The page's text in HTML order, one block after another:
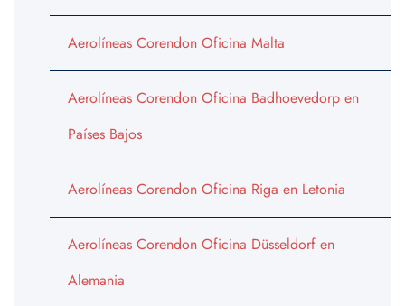
Aerolíneas Corendon Oficina Malta
Aerolíneas Corendon Oficina Badhoevedorp en
Países Bajos
Aerolíneas Corendon Oficina Riga en Letonia
Aerolíneas Corendon Oficina Düsseldorf en
Alemania